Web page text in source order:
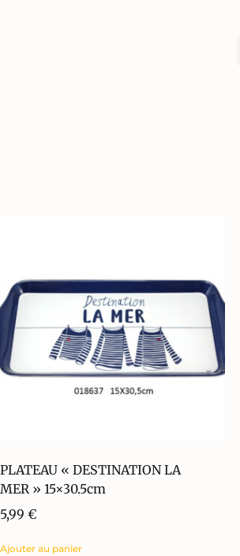
PLATEAU « DESTINATION LA
MER » 15×30.5cm
5,99 €
Ajouter au panier